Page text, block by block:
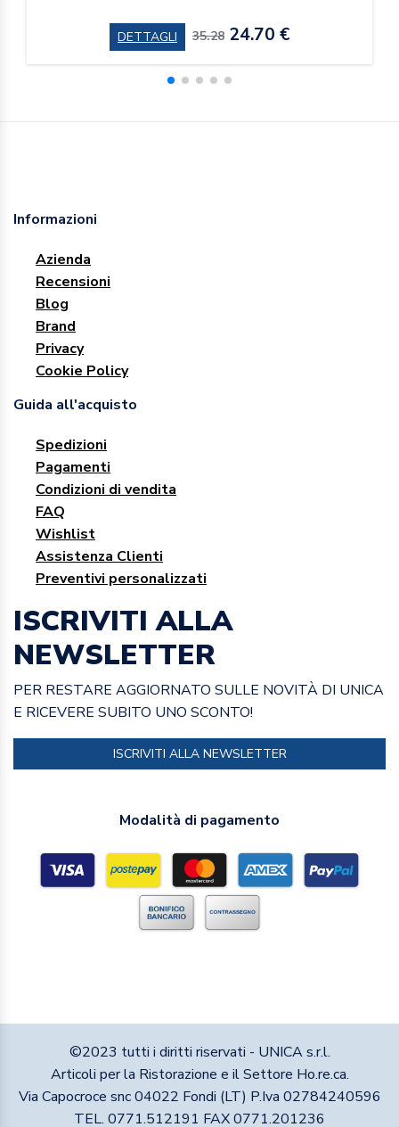
DETTAGLI 35.28 24.70 €
Informazioni
Azienda
Recensioni
Blog
Brand
Privacy
Cookie Policy
Guida all'acquisto
Spedizioni
Pagamenti
Condizioni di vendita
FAQ
Wishlist
Assistenza Clienti
Preventivi personalizzati
ISCRIVITI ALLA
NEWSLETTER
PER RESTARE AGGIORNATO SULLE NOVITÀ DI UNICA
E RICEVERE SUBITO UNO SCONTO!
ISCRIVITI ALLA NEWSLETTER
Modalità di pagamento
©2023 tutti i diritti riservati - UNICA s.r.l.
Articoli per la Ristorazione e il Settore Ho.re.ca.
Via Capocroce snc 04022 Fondi (LT) P.Iva 02784240596
TEL. 0771.512191 FAX 0771.201236